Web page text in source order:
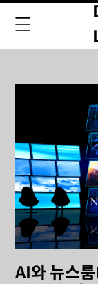
AI와 뉴스